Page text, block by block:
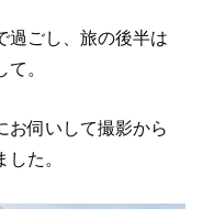
過ごし、旅の後半は
。
お伺いして撮影から
た。